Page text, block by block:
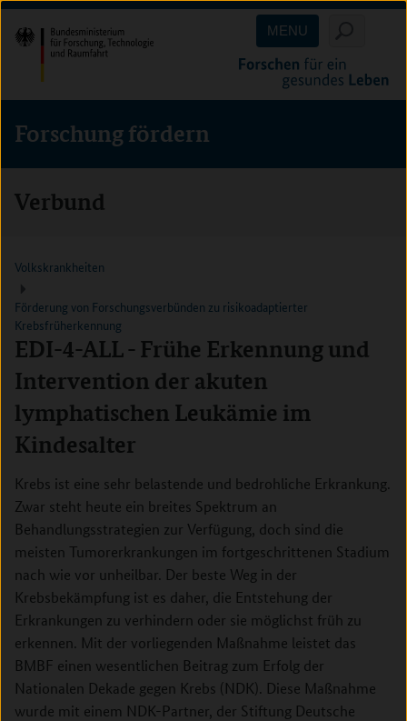
Direkt
zum
Inhalt
(Eingabetaste)
Direkt
zum
Hauptmenu
(Eingabetaste)
Direkt
zur
Suche
(Eingabetaste)
MENU
Forschung fördern
Verbund
Volkskrankheiten
Förderung von Forschungsverbünden zu risikoadaptierter
Krebsfrüherkennung
EDI-4-ALL - Frühe Erkennung und
Intervention der akuten
lymphatischen Leukämie im
Kindesalter
Krebs ist eine sehr belastende und bedrohliche Erkrankung.
Zwar steht heute ein breites Spektrum an
Behandlungsstrategien zur Verfügung, doch sind die
meisten Tumorerkrankungen im fortgeschrittenen Stadium
nach wie vor unheilbar. Der beste Weg in der
Krebsbekämpfung ist es daher, die Entstehung der
Erkrankungen zu verhindern oder sie möglichst früh zu
erkennen. Mit der vorliegenden Maßnahme leistet das
BMBF einen wesentlichen Beitrag zum Erfolg der
Nationalen Dekade gegen Krebs (NDK). Diese Maßnahme
wurde mit einem NDK-Partner, der Stiftung Deutsche